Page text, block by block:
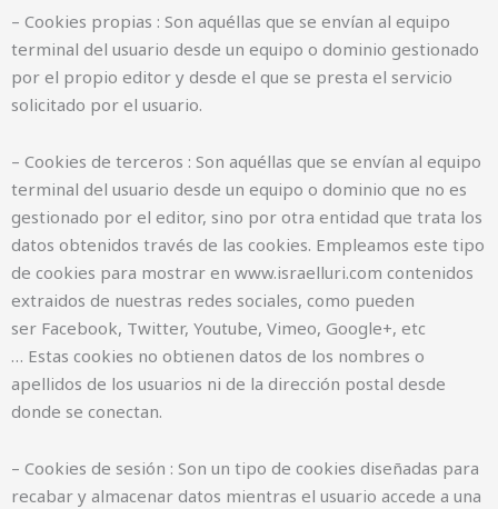
– Cookies propias : Son aquéllas que se envían al equipo
terminal del usuario desde un equipo o dominio gestionado
por el propio editor y desde el que se presta el servicio
solicitado por el usuario.
– Cookies de terceros : Son aquéllas que se envían al equipo
terminal del usuario desde un equipo o dominio que no es
gestionado por el editor, sino por otra entidad que trata los
datos obtenidos través de las cookies. Empleamos este tipo
de cookies para mostrar en www.israelluri.com contenidos
extraidos de nuestras redes sociales, como pueden
ser Facebook, Twitter, Youtube, Vimeo, Google+, etc
… Estas cookies no obtienen datos de los nombres o
apellidos de los usuarios ni de la dirección postal desde
donde se conectan.
– Cookies de sesión : Son un tipo de cookies diseñadas para
recabar y almacenar datos mientras el usuario accede a una